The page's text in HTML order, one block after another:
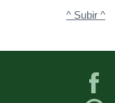
^ Subir ^